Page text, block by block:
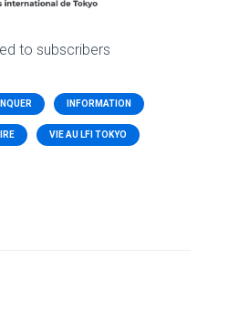
to subscribers
INFORMATION
VIE AU LFI TOKYO